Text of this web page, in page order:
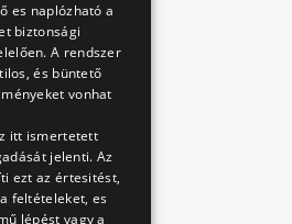
es naplózható a
biztonsági
A rendszer
és büntető
vonhat
itt ismertetett
jelenti. Az
ezt az értesitést,
feltételeket, es
lépést vagy a